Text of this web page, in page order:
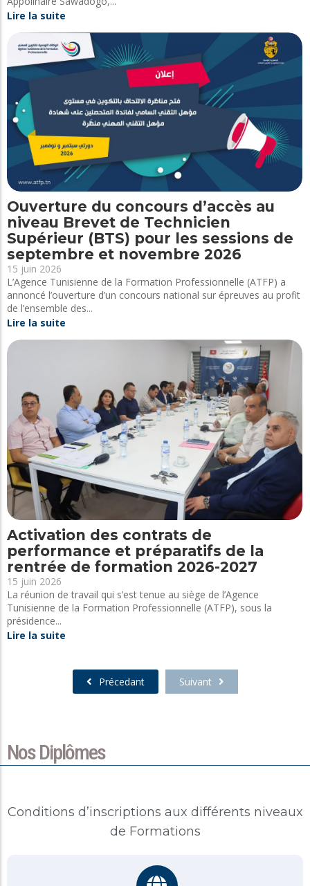
Lire la suite
Ouverture du concours d’accès au
niveau Brevet de Technicien
Supérieur (BTS) pour les sessions de
septembre et novembre 2026
15 juin 2026
L’Agence Tunisienne de la Formation Professionnelle (ATFP) a
annoncé l’ouverture d’un concours national sur épreuves au profit
de l’ensemble des...
Lire la suite
Activation des contrats de
performance et préparatifs de la
rentrée de formation 2026-2027
15 juin 2026
La réunion de travail qui s’est tenue au siège de l’Agence
Tunisienne de la Formation Professionnelle (ATFP), sous la
présidence...
Lire la suite
Précedant Suivant
Nos Diplômes
Conditions d’inscriptions aux différents niveaux
de Formations